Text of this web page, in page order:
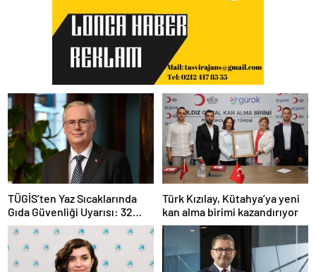
TÜGİS’ten Yaz Sıcaklarında
Gıda Güvenliği Uyarısı: 32
Derecenin Üzerinde Kritik
Süre Bir Saat
Türk Kızılay, Kütahya’ya yeni
kan alma birimi kazandırıyor